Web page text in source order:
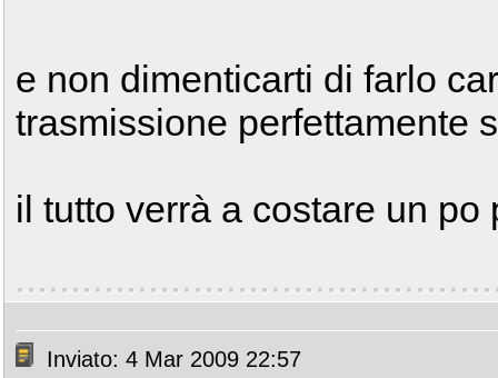
e non dimenticarti di farlo
trasmissione perfettamente
il tutto verrà a costare un
Inviato: 4 Mar 2009 22:57